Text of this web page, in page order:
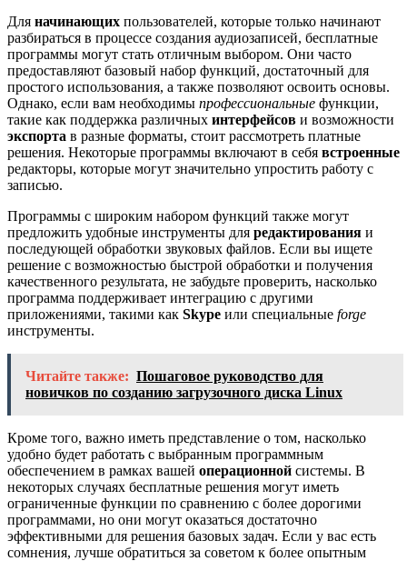
Для начинающих пользователей, которые только начинают
разбираться в процессе создания аудиозаписей, бесплатные
программы могут стать отличным выбором. Они часто
предоставляют базовый набор функций, достаточный для
простого использования, а также позволяют освоить основы.
Однако, если вам необходимы профессиональные функции,
такие как поддержка различных интерфейсов и возможности
экспорта в разные форматы, стоит рассмотреть платные
решения. Некоторые программы включают в себя встроенные
редакторы, которые могут значительно упростить работу с
записью.
Программы с широким набором функций также могут
предложить удобные инструменты для редактирования и
последующей обработки звуковых файлов. Если вы ищете
решение с возможностью быстрой обработки и получения
качественного результата, не забудьте проверить, насколько
программа поддерживает интеграцию с другими
приложениями, такими как Skype или специальные forge
инструменты.
Читайте также: Пошаговое руководство для
новичков по созданию загрузочного диска Linux
Кроме того, важно иметь представление о том, насколько
удобно будет работать с выбранным программным
обеспечением в рамках вашей операционной системы. В
некоторых случаях бесплатные решения могут иметь
ограниченные функции по сравнению с более дорогими
программами, но они могут оказаться достаточно
эффективными для решения базовых задач. Если у вас есть
сомнения, лучше обратиться за советом к более опытным